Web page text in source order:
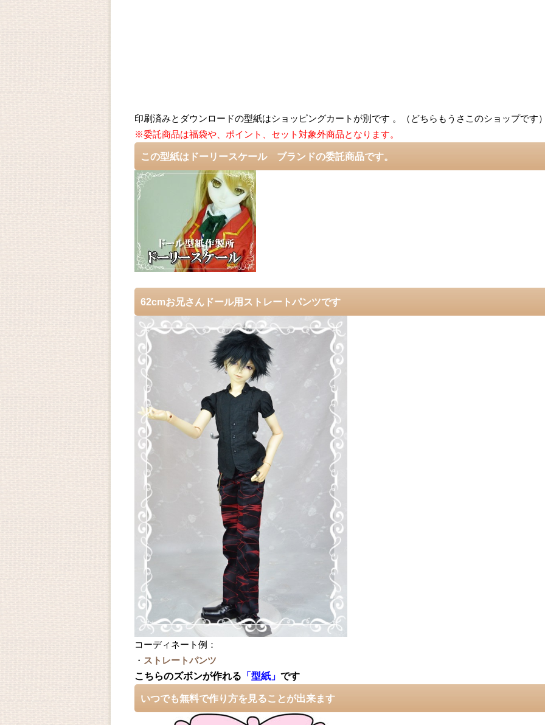
印刷済みとダウンロードの型紙はショッピングカートが別です 。（どちらもうさこのショップです
※委託商品は福袋や、ポイント、セット対象外商品となります。
この型紙はドーリースケール ブランドの委託商品です。
62cmお兄さんドール用ストレートパンツです
コーディネート例：
・ ストレートパンツ
こちらのズボンが作れる 「型紙」 です
いつでも無料で作り方を見ることが出来ます